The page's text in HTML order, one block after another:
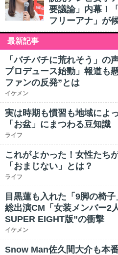
要議論」内幕！
フリーアナ」が
最新記事
「バチバチに荒れそう」
プロデュース始動」報道も
ファンの反発”とは
イケメン
実は時期も慣習も地域によ
「お盆」にまつわる豆知識
ライフ
これがよかった！女性たち
「おまじない」とは？
ライフ
目黒蓮も入れた「9脚の椅
総出演CM「女装メンバー2
SUPER EIGHT版”の衝撃
イケメン
Snow Man佐久間大介も本